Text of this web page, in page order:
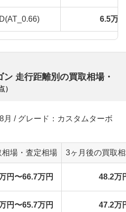
6.5万
走行距離別の買取相場・
）
月 / グレード：カスタムターボ
場・査定相場 3ヶ月後の買取
円〜66.7万円 48.2万
円〜65.7万円 47.2万